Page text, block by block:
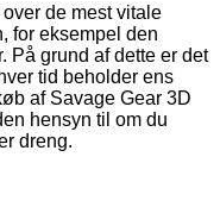
de mest vitale
for eksempel den
På grund af dette er det
tid beholder ens
af Savage Gear 3D
hensyn til om du
dreng.